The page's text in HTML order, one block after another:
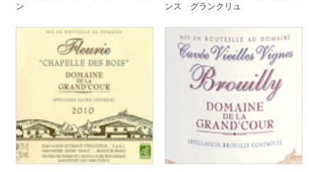
ン
ンス グランクリュ